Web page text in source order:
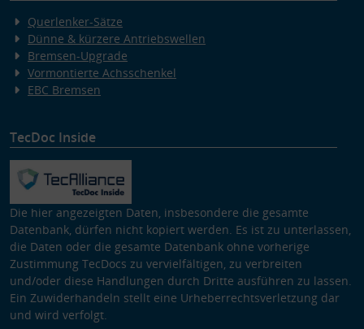
Querlenker-Sätze
Dünne & kürzere Antriebswellen
Bremsen-Upgrade
Vormontierte Achsschenkel
EBC Bremsen
TecDoc Inside
Die hier angezeigten Daten, insbesondere die gesamte
Datenbank, dürfen nicht kopiert werden. Es ist zu unterlassen,
die Daten oder die gesamte Datenbank ohne vorherige
Zustimmung TecDocs zu vervielfältigen, zu verbreiten
und/oder diese Handlungen durch Dritte ausführen zu lassen.
Ein Zuwiderhandeln stellt eine Urheberrechtsverletzung dar
und wird verfolgt.